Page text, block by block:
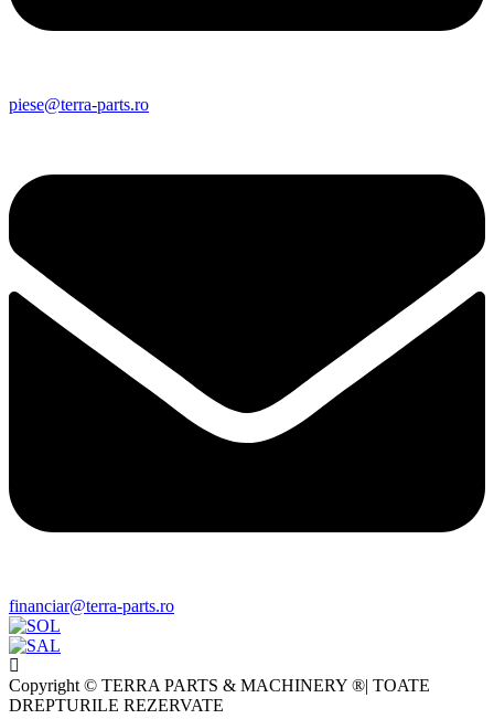
piese@terra-parts.ro
financiar@terra-parts.ro
Copyright © TERRA PARTS & MACHINERY ®| TOATE
DREPTURILE REZERVATE